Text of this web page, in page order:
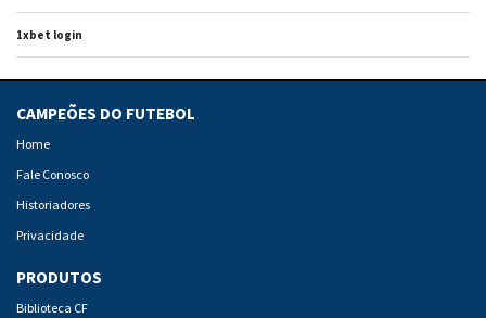
1xbet login
CAMPEÕES DO FUTEBOL
Home
Fale Conosco
Historiadores
Privacidade
PRODUTOS
Biblioteca CF